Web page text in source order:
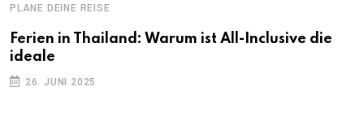
PLANE DEINE REISE
Ferien in Thailand: Warum ist All-Inclusive die
ideale
26. JUNI 2025